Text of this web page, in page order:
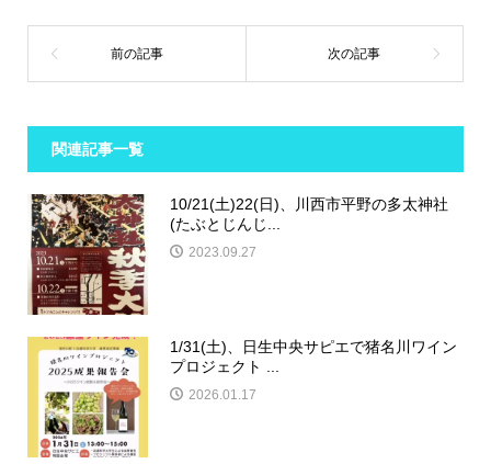
関連記事一覧
10/21(土)22(日)、川西市平野の多太神社
(たぶとじんじ...
2023.09.27
1/31(土)、日生中央サピエで猪名川ワイン
プロジェクト ...
2026.01.17